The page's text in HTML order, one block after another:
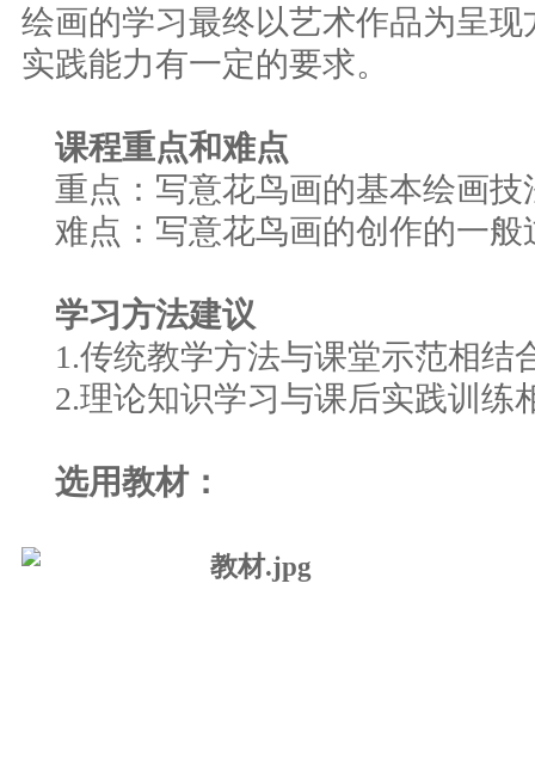
绘画的学习最终以艺术作品为呈
实践能力有一定的要求。
课程重点和难点
重点：写意花鸟画的基本绘画技
难点：写意花鸟画的创作的一般
学习方法建议
1.传统教学方法与课堂示范相结
2.理论知识学习与课后实践训练
选用教材：